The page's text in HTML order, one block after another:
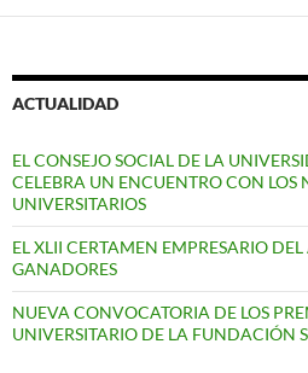
ACTUALIDAD
EL CONSEJO SOCIAL DE LA
CELEBRA UN ENCUENTRO CON LOS
UNIVERSITARIOS
EL XLII CERTAMEN EMPRESARIO
GANADORES
NUEVA CONVOCATORIA DE LOS
UNIVERSITARIO DE LA FUNDACIÓN